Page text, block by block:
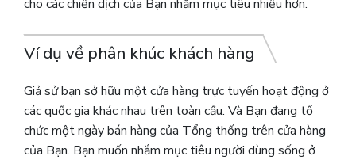
cho các chiến dịch của Bạn nhắm mục tiêu nhiều hơn.
Ví dụ về phân khúc khách hàng
Giả sử bạn sở hữu một cửa hàng trực tuyến hoạt động ở
các quốc gia khác nhau trên toàn cầu. Và Bạn đang tổ
chức một ngày bán hàng của Tổng thống trên cửa hàng
của Bạn. Bạn muốn nhắm mục tiêu người dùng sống ở